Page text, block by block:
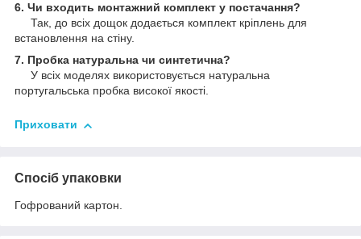
6. Чи входить монтажний комплект у постачання?
Так, до всіх дощок додається комплект кріплень для
встановлення на стіну.
7. Пробка натуральна чи синтетична?
У всіх моделях використовується натуральна
португальська пробка високої якості.
Приховати
Спосіб упаковки
Гофрований картон.